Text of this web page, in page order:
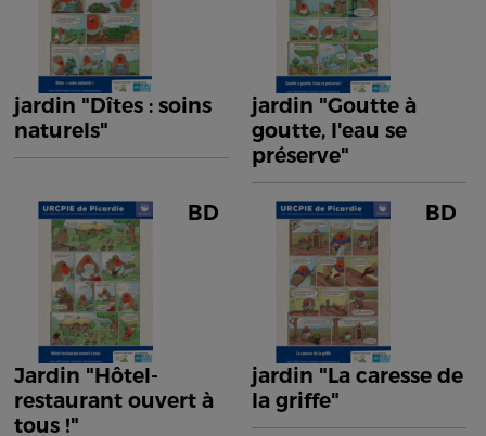
jardin "Dîtes : soins
naturels"
jardin "Goutte à
goutte, l'eau se
préserve"
BD
Jardin "Hôtel-
restaurant ouvert à
tous !"
BD
jardin "La caresse de
la griffe"